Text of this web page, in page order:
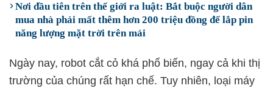
Nơi đầu tiên trên thế giới ra luật: Bắt buộc người dân
mua nhà phải mất thêm hơn 200 triệu đồng để lắp pin
năng lượng mặt trời trên mái
Ngày nay, robot cắt cỏ khá phổ biến, ngay cả khi thị
trường của chúng rất hạn chế. Tuy nhiên, loại máy